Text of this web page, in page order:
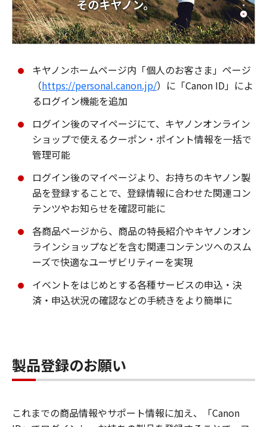
キヤノンホームページ内「個人のお客さま」ページ
（https://personal.canon.jp/）に「Canon ID」によ
るログイン機能を追加
ログイン後のマイページにて、キヤノンオンライン
ショップで使えるクーポン・ポイント情報を一括で
管理可能
ログイン後のマイページより、お持ちのキヤノン製
品を登録することで、登録情報に合わせた関連コン
テンツやお知らせを確認可能に
各商品ページから、商品の特長紹介やキヤノンオン
ラインショップなどを含む関連コンテンツへのスム
ーズで快適なユーザビリティーを実現
イベントをはじめとする各種サービスの申込・決
済・申込状況の確認などの手続きをより簡単に
製品登録のお願い
これまでの商品情報やサポート情報に加え、「Canon